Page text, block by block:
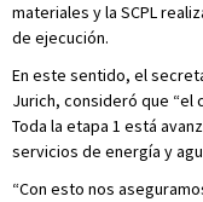
materiales y la SCPL
de ejecución.
En este sentido, el
Jurich, consideró que “el
Toda la etapa 1 está
servicios de energía y
“Con esto nos